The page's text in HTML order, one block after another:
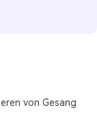
von Gesang